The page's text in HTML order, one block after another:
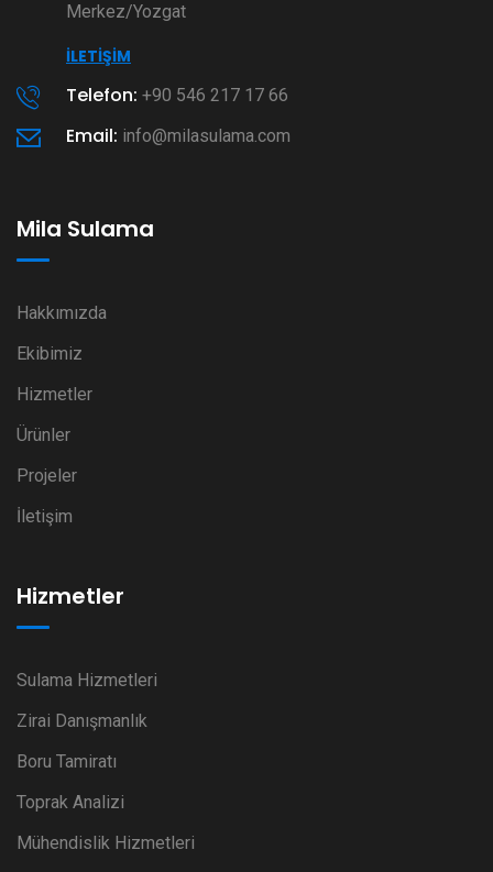
Merkez/Yozgat
İLETIŞIM
Telefon: +90 546 217 17 66
Email: info@milasulama.com
Mila Sulama
Hakkımızda
Ekibimiz
Hizmetler
Ürünler
Projeler
İletişim
Hizmetler
Sulama Hizmetleri
Zirai Danışmanlık
Boru Tamiratı
Toprak Analizi
Mühendislik Hizmetleri